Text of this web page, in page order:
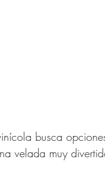
busca
velada muy